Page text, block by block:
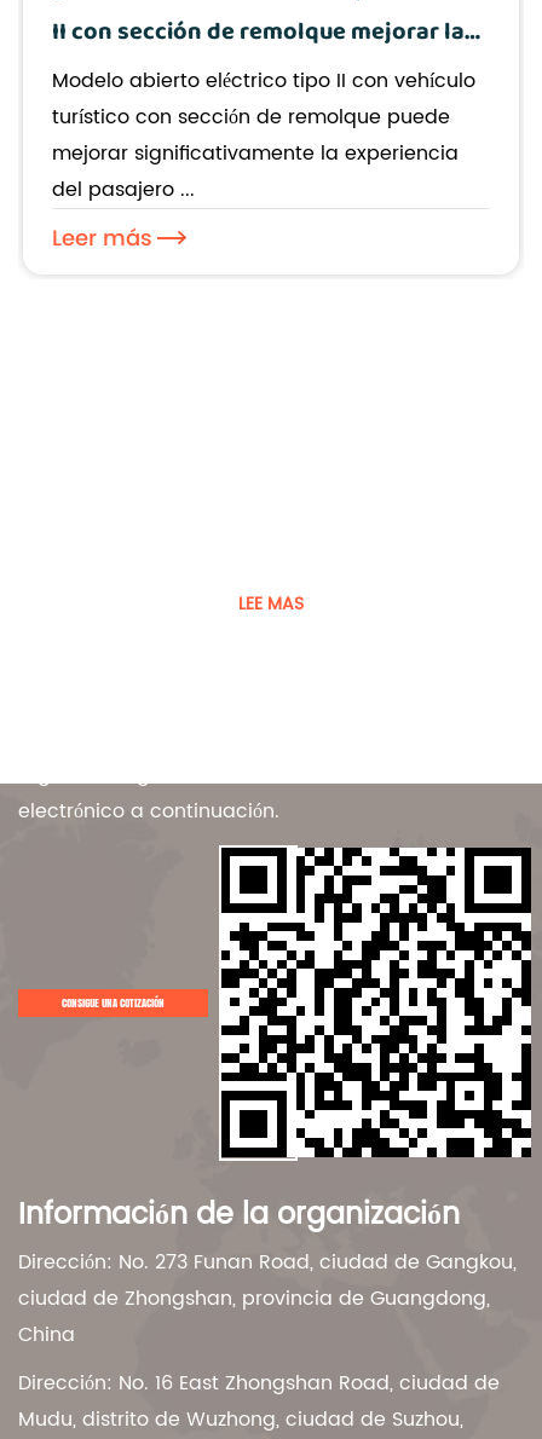
II con sección de remolque mejorar la
experiencia de los pasajeros en los
recorridos urbanos?
Modelo abierto eléctrico tipo II con vehículo
turístico con sección de remolque puede
mejorar significativamente la experiencia
del pasajero ...
Leer más
LEE MAS
regístrese ingresando su dirección de correo
electrónico a continuación.
CONSIGUE UNA COTIZACIÓN
Información de la organización
Dirección: No. 273 Funan Road, ciudad de Gangkou,
ciudad de Zhongshan, provincia de Guangdong,
China
Dirección: No. 16 East Zhongshan Road, ciudad de
Mudu, distrito de Wuzhong, ciudad de Suzhou,